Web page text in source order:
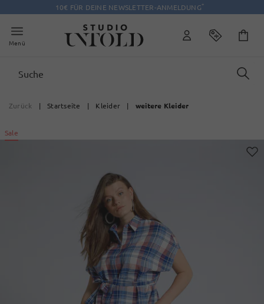
10€ FÜR DEINE NEWSLETTER-ANMELDUNG*
Menü
Zurück | Startseite | Kleider | weitere Kleider
Sale